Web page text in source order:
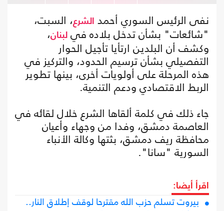
نفى الرئيس السوري أحمد الشرع، السبت،
"شائعات" بشأن تدخل بلاده في لبنان،
وكشف أن البلدين ارتأيا تأجيل الحوار
التفصيلي بشأن ترسيم الحدود، والتركيز في
هذه المرحلة على أولويات أخرى، بينها تطوير
الربط الاقتصادي ودعم التنمية.
جاء ذلك في كلمة ألقاها الشرع خلال لقائه في
العاصمة دمشق، وفدا من وجهاء وأعيان
محافظة ريف دمشق، بثتها وكالة الأنباء
السورية "سانا".
اقرأ أيضا:
بيروت تسلم حزب الله مقترحا لوقف إطلاق النار..